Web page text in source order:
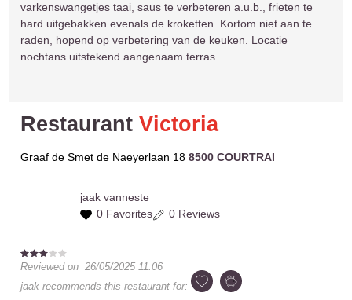
varkenswangetjes taai, saus te verbeteren a.u.b., frieten te
hard uitgebakken evenals de kroketten. Kortom niet aan te
raden, hopend op verbetering van de keuken. Locatie
nochtans uitstekend.aangenaam terras
Restaurant Victoria
Graaf de Smet de Naeyerlaan 188500 COURTRAI
jaak vanneste
0 Favorites
0 Reviews
Reviewed on26/05/2025 11:06
jaak recommends this restaurant for: